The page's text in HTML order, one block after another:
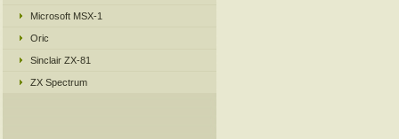
Microsoft MSX-1
Oric
Sinclair ZX-81
ZX Spectrum